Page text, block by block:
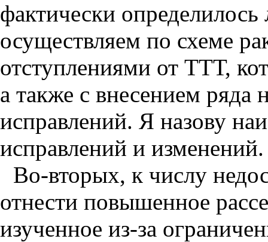
фактически
осуществляем по схеме
отступлениями от ТТТ,
а также с внесением
исправлений. Я назову
исправлений и изменений.
Во-вторых, к числу
отнести повышенное
изученное из-за